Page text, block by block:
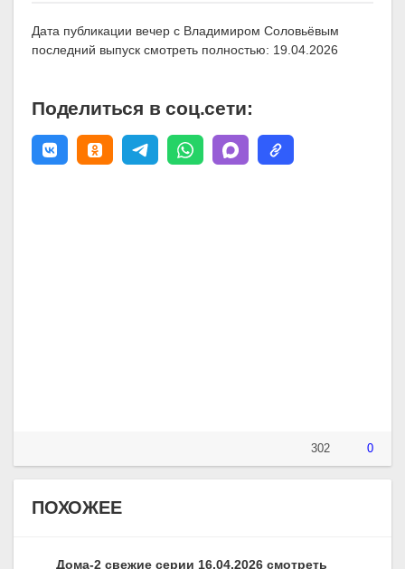
Дата публикации вечер с Владимиром Соловьёвым
последний выпуск смотреть полностью: 19.04.2026
Поделиться в соц.сети:
302 0
ПОХОЖЕЕ
Дома-2 свежие серии 16.04.2026 смотреть